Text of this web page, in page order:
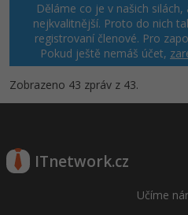
Děláme co je v našich
nejkvalitnější. Proto do nich
registrovaní členové. Pro
Pokud ještě nemáš účet,
Zobrazeno 43 zpráv z 43.
ITnetwork.cz
Učíme